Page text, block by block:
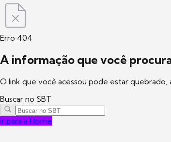
Erro 404
A informação que você
O link que você acessou pode estar
Buscar no SBT
Ir para a Home